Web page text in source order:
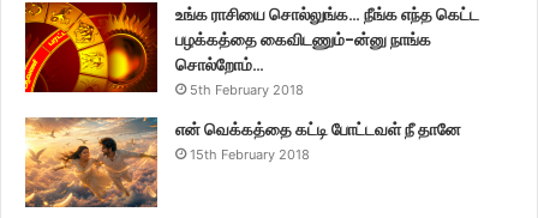
உங்க ராசியை சொல்லுங்க… நீங்க எந்த கெட்ட
பழக்கத்தை கைவிடணும்-ன்னு நாங்க
சொல்றோம்…
5th February 2018
என் வெக்கத்தை கட்டி போட்டவள் நீ தானே
15th February 2018